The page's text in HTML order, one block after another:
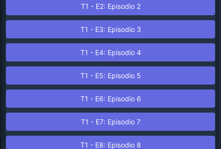
T1 - E2: Episodio 2
T1 - E3: Episodio 3
T1 - E4: Episodio 4
T1 - E5: Episodio 5
T1 - E6: Episodio 6
T1 - E7: Episodio 7
T1 - E8: Episodio 8